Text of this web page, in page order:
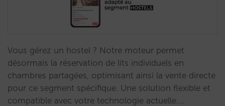
Vous gérez un hostel ? Notre moteur permet
désormais la réservation de lits individuels en
chambres partagées, optimisant ainsi la vente directe
pour ce segment spécifique. Une solution flexible et
compatible avec votre technologie actuelle.…